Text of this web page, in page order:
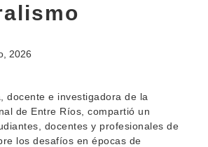
2026
docente e investigadora de la
de Entre Ríos, compartió un
docentes y profesionales de
los desafíos en épocas de